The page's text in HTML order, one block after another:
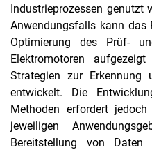
Industrieprozessen genutzt
Anwendungsfalls kann das
Optimierung des Prüf-
Elektromotoren
Strategien zur Erkennung
entwickelt. Die
Methoden erfordert
jeweiligen
Bereitstellung von